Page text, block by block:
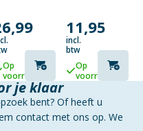
Op
voorraad
20CM
ZWART
11,95
incl.
btw
Op
voorraad
je klaar
bent? Of heeft u
contact met ons op. We